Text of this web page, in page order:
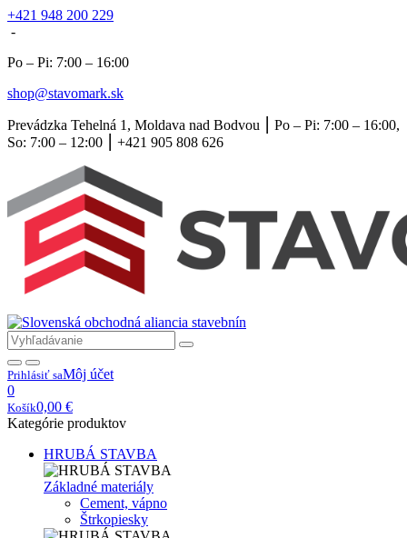
+421 948 200 229
-
Po – Pi: 7:00 – 16:00
shop@stavomark.sk
Prevádzka Tehelná 1, Moldava nad Bodvou ⎮ Po – Pi: 7:00 – 16:00,
So: 7:00 – 12:00 ⎮ +421 905 808 626
Prihlásiť saMôj účet
0
Košík0,00 €
Kategórie produktov
HRUBÁ STAVBA
Základné materiály
Cement, vápno
Štrkopiesky